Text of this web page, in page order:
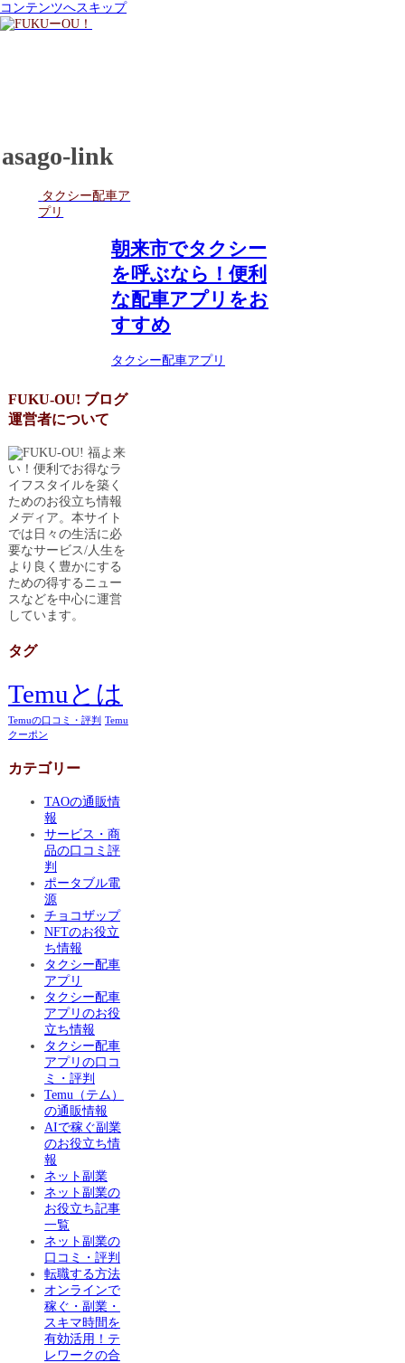
コンテンツへスキップ
asago-link
タクシー配車ア
プリ
朝来市でタクシー
を呼ぶなら！便利
な配車アプリをお
すすめ
タクシー配車アプリ
FUKU-OU! ブログ
運営者について
福よ来
い！便利でお得なラ
イフスタイルを築く
ためのお役立ち情報
メディア。本サイト
では日々の生活に必
要なサービス/人生を
より良く豊かにする
ための得するニュー
スなどを中心に運営
しています。
タグ
Temuとは
Temuの口コミ・評判 Temu
クーポン
カテゴリー
TAOの通販情
報
サービス・商
品の口コミ評
判
ポータブル電
源
チョコザップ
NFTのお役立
ち情報
タクシー配車
アプリ
タクシー配車
アプリのお役
立ち情報
タクシー配車
アプリの口コ
ミ・評判
Temu（テム）
の通販情報
AIで稼ぐ副業
のお役立ち情
報
ネット副業
ネット副業の
お役立ち記事
一覧
ネット副業の
口コミ・評判
転職する方法
オンラインで
稼ぐ・副業・
スキマ時間を
有効活用！テ
レワークの合